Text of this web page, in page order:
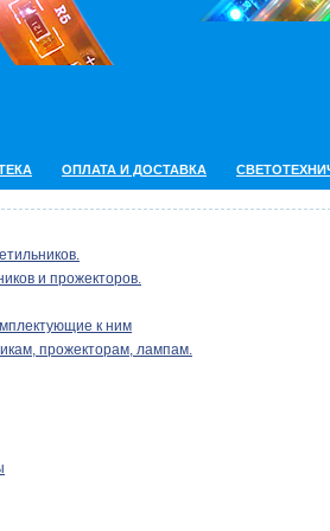
ОПЛАТА И ДОСТАВКА
и прожекторов.
к ним
прожекторам, лампам.